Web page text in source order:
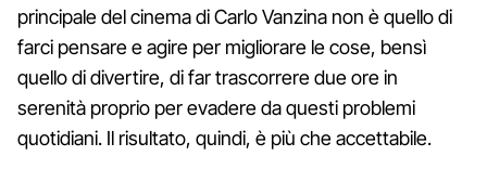
principale del cinema di Carlo Vanzina non è quello di
farci pensare e agire per migliorare le cose, bensì
quello di divertire, di far trascorrere due ore in
serenità proprio per evadere da questi problemi
quotidiani. Il risultato, quindi, è più che accettabile.